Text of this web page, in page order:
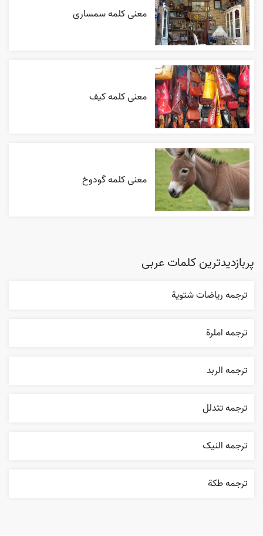
معنی کلمه سمساری
معنی کلمه کیف
معنی کلمه گودوخ
پربازدیدترین کلمات عربی
ترجمه رياضات شتوية
ترجمه املرة
ترجمه الربد
ترجمه تتدلل
ترجمه النیک
ترجمه طکة